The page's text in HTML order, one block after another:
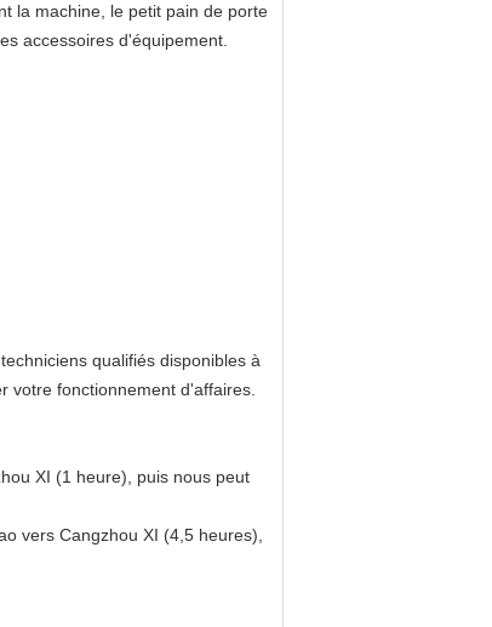
la machine, le petit pain de porte
accessoires d'équipement.
qualifiés disponibles à
votre fonctionnement d'affaires.
XI (1 heure), puis nous peut
vers Cangzhou XI (4,5 heures),